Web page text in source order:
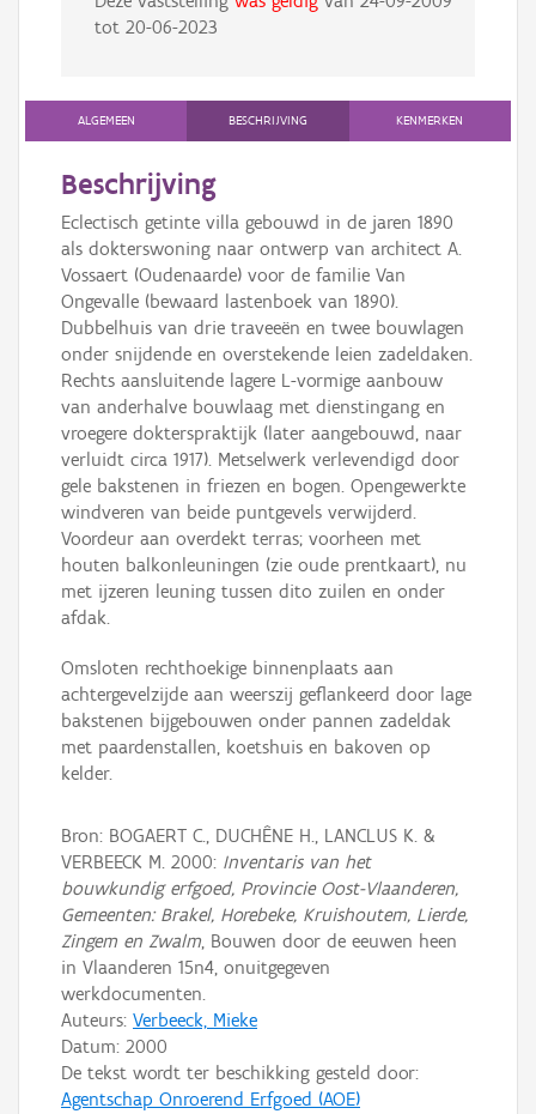
tot 20-06-2023
ALGEMEEN BESCHRIJVING KENMERKEN
Beschrijving
Eclectisch getinte villa gebouwd in de jaren 1890
als dokterswoning naar ontwerp van architect A.
Vossaert (Oudenaarde) voor de familie Van
Ongevalle (bewaard lastenboek van 1890).
Dubbelhuis van drie traveeën en twee bouwlagen
onder snijdende en overstekende leien zadeldaken.
Rechts aansluitende lagere L-vormige aanbouw
van anderhalve bouwlaag met dienstingang en
vroegere dokterspraktijk (later aangebouwd, naar
verluidt circa 1917). Metselwerk verlevendigd door
gele bakstenen in friezen en bogen. Opengewerkte
windveren van beide puntgevels verwijderd.
Voordeur aan overdekt terras; voorheen met
houten balkonleuningen (zie oude prentkaart), nu
met ijzeren leuning tussen dito zuilen en onder
afdak.
Omsloten rechthoekige binnenplaats aan
achtergevelzijde aan weerszij geflankeerd door lage
bakstenen bijgebouwen onder pannen zadeldak
met paardenstallen, koetshuis en bakoven op
kelder.
Bron: BOGAERT C., DUCHÊNE H., LANCLUS K. &
VERBEECK M. 2000: Inventaris van het
bouwkundig erfgoed, Provincie Oost-Vlaanderen,
Gemeenten: Brakel, Horebeke, Kruishoutem, Lierde,
Zingem en Zwalm, Bouwen door de eeuwen heen
in Vlaanderen 15n4, onuitgegeven
werkdocumenten.
Auteurs: Verbeeck, Mieke
Datum: 2000
De tekst wordt ter beschikking gesteld door:
Agentschap Onroerend Erfgoed (AOE)